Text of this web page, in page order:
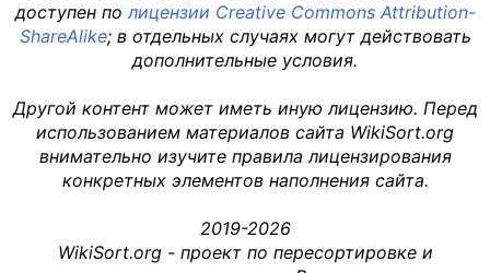
доступен полицензии Creative Commons Attribution-
ShareAlike; в отдельных случаях могут действовать
дополнительные условия.
Другой контент может иметь иную лицензию. Перед
использованием материалов сайта WikiSort.org
внимательно изучите правила лицензирования
конкретных элементов наполнения сайта.
2019-2026
WikiSort.org - проект по пересортировке и